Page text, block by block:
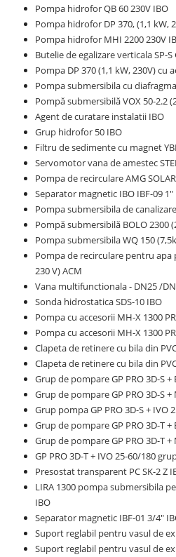
Pompa hidrofor QB 60 230V IBO
Pompa hidrofor DP 370, (1,1 kW,
Pompa hidrofor MHI 2200 230V
Butelie de egalizare verticala SP-S
Pompa DP 370 (1,1 kW, 230V)
Pompa submersibila cu
Pompă submersibilă VOX 50-2.2
Agent de curatare instalatii IBO
Grup hidrofor 50 IBO
Filtru de sedimente cu magnet
Servomotor vana de amestec
Pompa de recirculare AMG
Separator magnetic IBO IBF-09 1"
Pompa submersibila de
Pompă submersibilă BOLO 2300
Pompa submersibila WQ 150
Pompa de recirculare pentru apa
230 V) ACM
Vana multifunctionala - DN25 /
Sonda hidrostatica SDS-10 IBO
Pompa cu accesorii MH-X 1300
Pompa cu accesorii MH-X 1300
Clapeta de retinere cu bila din
Clapeta de retinere cu bila din
Grup de pompare GP PRO 3D-S +
Grup de pompare GP PRO 3D-S +
Grup pompa GP PRO 3D-S + IVO
Grup de pompare GP PRO 3D-T +
Grup de pompare GP PRO 3D-T +
GP PRO 3D-T + IVO 25-60/180
Presostat transparent PC SK-2 Z
LIRA 1300 pompa submersibila
IBO
Separator magnetic IBF-01 3/4"
Suport reglabil pentru vasul de
Suport reglabil pentru vasul de